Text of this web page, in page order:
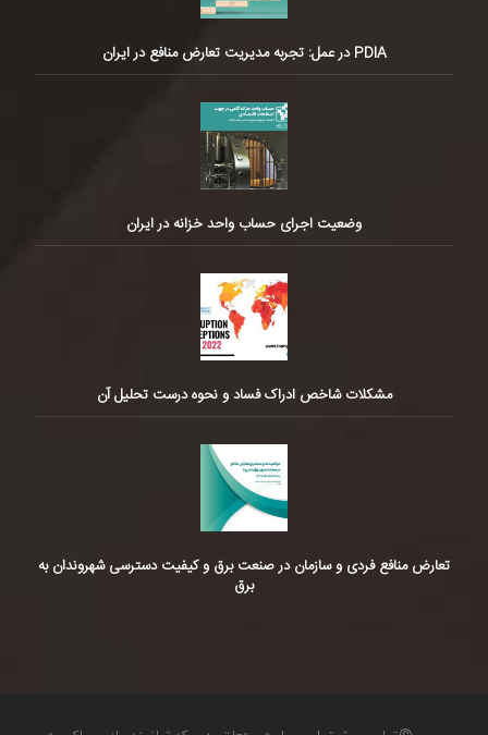
PDIA در عمل: تجربه مدیریت تعارض منافع در ایران
وضعیت اجرای حساب واحد خزانه در ایران
مشکلات شاخص ادراک فساد و نحوه درست تحلیل آن
تعارض منافع فردی و سازمان در صنعت برق و کیفیت دسترسی شهروندان به
برق